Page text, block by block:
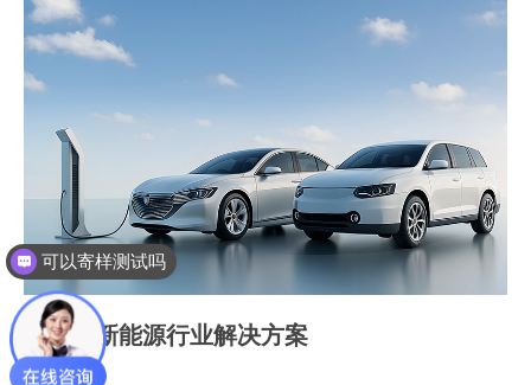
光伏与新能源行业解决方案
可以寄样测试吗